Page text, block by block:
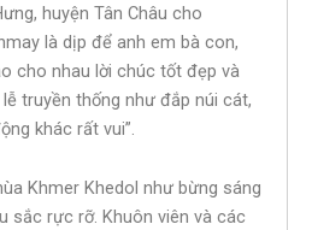
huyện Tân Châu cho
là dịp để anh em bà con,
cho nhau lời chúc tốt đẹp và
truyền thống như đắp núi cát,
khác rất vui”.
Khmer Khedol như bừng sáng
sắc rực rỡ. Khuôn viên và các